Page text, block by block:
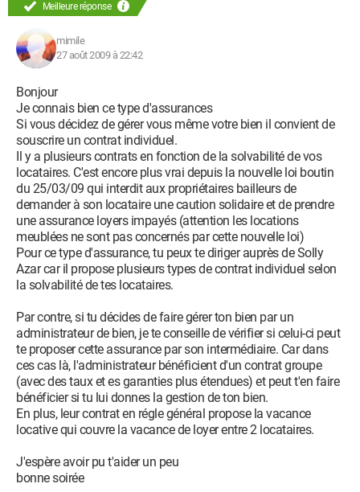
Meilleure réponse
mimile
27 août 2009 à 22:42
Bonjour
Je connais bien ce type d'assurances
Si vous décidez de gérer vous même votre bien il convient de
souscrire un contrat individuel.
Il y a plusieurs contrats en fonction de la solvabilité de vos
locataires. C'est encore plus vrai depuis la nouvelle loi boutin
du 25/03/09 qui interdit aux propriétaires bailleurs de
demander à son locataire une caution solidaire et de prendre
une assurance loyers impayés (attention les locations
meublées ne sont pas concernés par cette nouvelle loi)
Pour ce type d'assurance, tu peux te diriger auprès de Solly
Azar car il propose plusieurs types de contrat individuel selon
la solvabilité de tes locataires.
Par contre, si tu décides de faire gérer ton bien par un
administrateur de bien, je te conseille de vérifier si celui-ci peut
te proposer cette assurance par son intermédiaire. Car dans
ces cas là, l'administrateur bénéficient d'un contrat groupe
(avec des taux et es garanties plus étendues) et peut t'en faire
bénéficier si tu lui donnes la gestion de ton bien.
En plus, leur contrat en régle général propose la vacance
locative qui couvre la vacance de loyer entre 2 locataires.
J'espère avoir pu t'aider un peu
bonne soirée